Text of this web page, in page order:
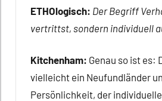
ETHOlogisch: Der Begriff
vertrittst, sondern individuell
Kitchenham: Genau so ist es:
vielleicht ein Neufundländer
Persönlichkeit, der